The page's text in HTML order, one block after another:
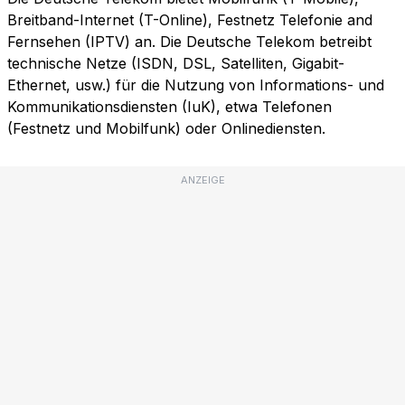
Breitband-Internet (T-Online), Festnetz Telefonie and
Fernsehen (IPTV) an. Die Deutsche Telekom betreibt
technische Netze (ISDN, DSL, Satelliten, Gigabit-
Ethernet, usw.) für die Nutzung von Informations- und
Kommunikationsdiensten (IuK), etwa Telefonen
(Festnetz und Mobilfunk) oder Onlinediensten.
ANZEIGE